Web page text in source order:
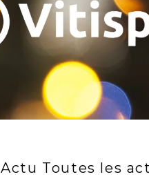
Actu Toutes les